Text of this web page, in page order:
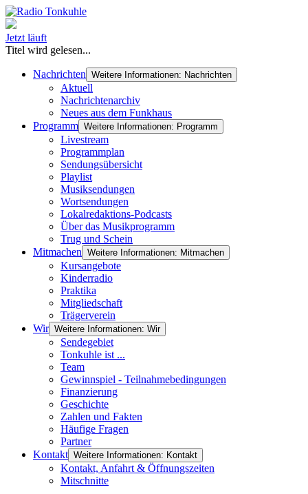
Jetzt läuft
Titel wird gelesen...
Nachrichten Weitere Informationen: Nachrichten
Aktuell
Nachrichtenarchiv
Neues aus dem Funkhaus
Programm Weitere Informationen: Programm
Livestream
Programmplan
Sendungsübersicht
Playlist
Musiksendungen
Wortsendungen
Lokalredaktions-Podcasts
Über das Musikprogramm
Trug und Schein
Mitmachen Weitere Informationen: Mitmachen
Kursangebote
Kinderradio
Praktika
Mitgliedschaft
Trägerverein
Wir Weitere Informationen: Wir
Sendegebiet
Tonkuhle ist ...
Team
Gewinnspiel - Teilnahmebedingungen
Finanzierung
Geschichte
Zahlen und Fakten
Häufige Fragen
Partner
Kontakt Weitere Informationen: Kontakt
Kontakt, Anfahrt & Öffnungszeiten
Mitschnitte